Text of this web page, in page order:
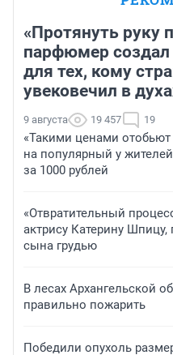
«Протянуть руку
парфюмер
для тех, кому
увековечил в
9 августа 19 457 19
«Такими ценами
на популярный у
за 1000 рублей
«Отвратительный
актрису Катерину
сына грудью
В лесах Архангельской
правильно пожарить
Победили опухоль